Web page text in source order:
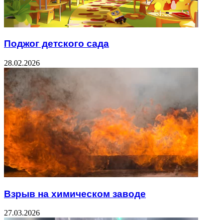
Поджог детского сада
28.02.2026
Взрыв на химическом заводе
27.03.2026